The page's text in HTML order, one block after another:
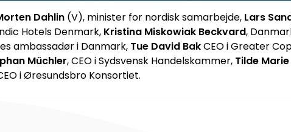
Dahlin (V), minister for nordisk samarbejde, Lars
Hotels Denmark, Kristina Miskowiak Beckvard,
ambassadør i Danmark, Tue David BakCEO i Greater
Müchler, CEO i Sydsvensk Handelskammer, Tilde
i Øresundsbro Konsortiet.